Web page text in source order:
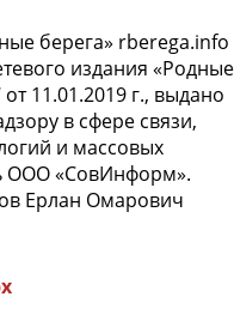
берега» rberega.info
издания «Родные
11.01.2019 г., выдано
в сфере связи,
и массовых
ООО «СовИнформ».
Ерлан Омарович